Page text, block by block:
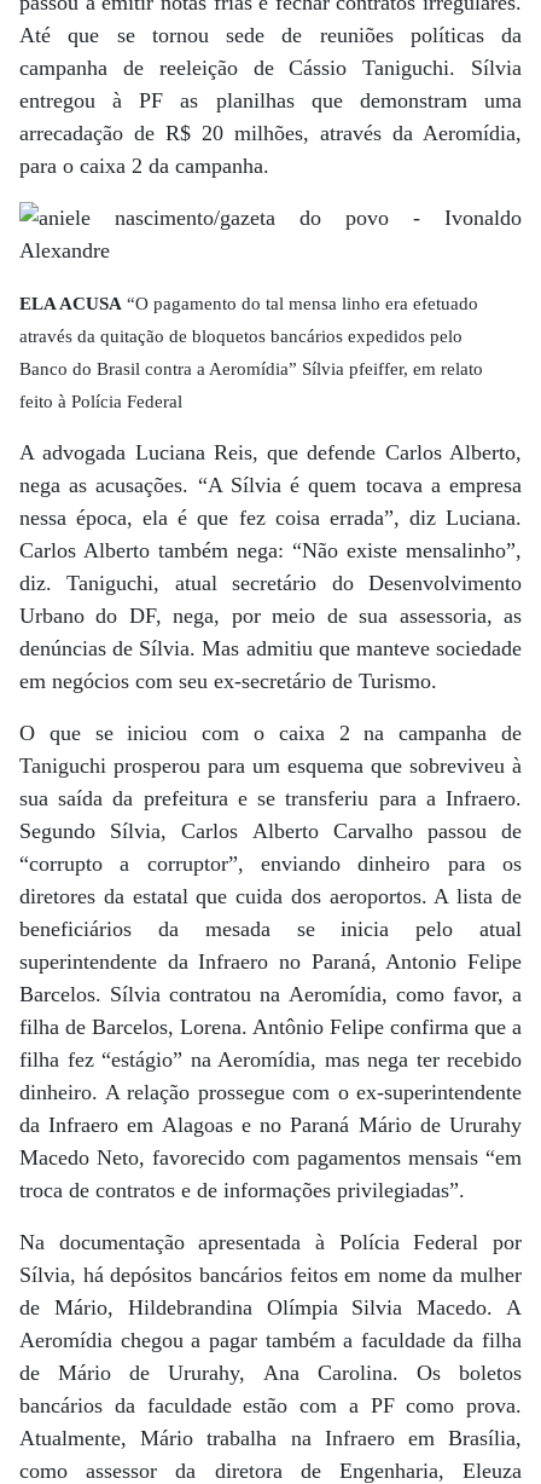
Até que se tornou sede de reuniões políticas da
campanha de reeleição de Cássio Taniguchi. Sílvia
entregou à PF as planilhas que demonstram uma
arrecadação de R$ 20 milhões, através da Aeromídia,
para o caixa 2 da campanha.
ELA ACUSA “O pagamento do tal mensa linho era efetuado
através da quitação de bloquetos bancários expedidos pelo
Banco do Brasil contra a Aeromídia” Sílvia pfeiffer, em relato
feito à Polícia Federal
A advogada Luciana Reis, que defende Carlos Alberto,
nega as acusações. “A Sílvia é quem tocava a empresa
nessa época, ela é que fez coisa errada”, diz Luciana.
Carlos Alberto também nega: “Não existe mensalinho”,
diz. Taniguchi, atual secretário do Desenvolvimento
Urbano do DF, nega, por meio de sua assessoria, as
denúncias de Sílvia. Mas admitiu que manteve sociedade
em negócios com seu ex-secretário de Turismo.
O que se iniciou com o caixa 2 na campanha de
Taniguchi prosperou para um esquema que sobreviveu à
sua saída da prefeitura e se transferiu para a Infraero.
Segundo Sílvia, Carlos Alberto Carvalho passou de
“corrupto a corruptor”, enviando dinheiro para os
diretores da estatal que cuida dos aeroportos. A lista de
beneficiários da mesada se inicia pelo atual
superintendente da Infraero no Paraná, Antonio Felipe
Barcelos. Sílvia contratou na Aeromídia, como favor, a
filha de Barcelos, Lorena. Antônio Felipe confirma que a
filha fez “estágio” na Aeromídia, mas nega ter recebido
dinheiro. A relação prossegue com o ex-superintendente
da Infraero em Alagoas e no Paraná Mário de Ururahy
Macedo Neto, favorecido com pagamentos mensais “em
troca de contratos e de informações privilegiadas”.
Na documentação apresentada à Polícia Federal por
Sílvia, há depósitos bancários feitos em nome da mulher
de Mário, Hildebrandina Olímpia Silvia Macedo. A
Aeromídia chegou a pagar também a faculdade da filha
de Mário de Ururahy, Ana Carolina. Os boletos
bancários da faculdade estão com a PF como prova.
Atualmente, Mário trabalha na Infraero em Brasília,
como assessor da diretora de Engenharia, Eleuza